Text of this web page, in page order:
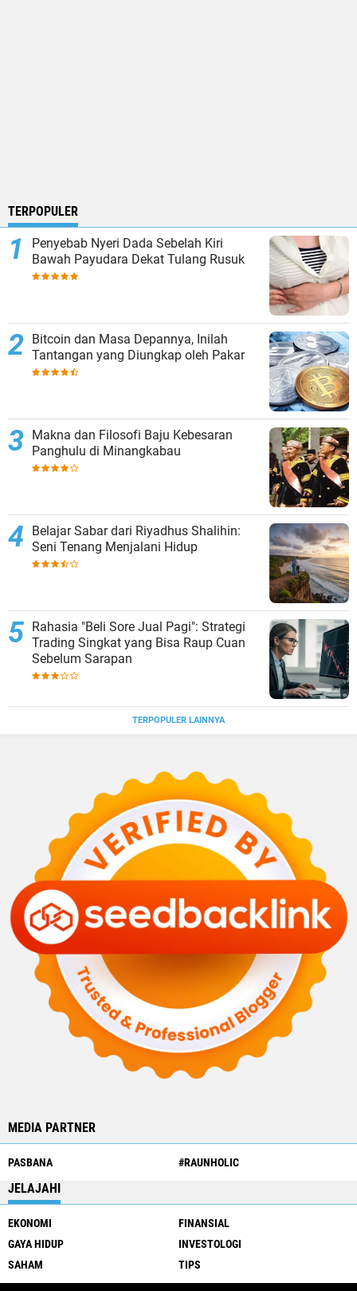
TERPOPULER
Penyebab Nyeri Dada Sebelah Kiri
Bawah Payudara Dekat Tulang Rusuk
Bitcoin dan Masa Depannya, Inilah
Tantangan yang Diungkap oleh Pakar
Makna dan Filosofi Baju Kebesaran
Panghulu di Minangkabau
Belajar Sabar dari Riyadhus Shalihin:
Seni Tenang Menjalani Hidup
Rahasia "Beli Sore Jual Pagi": Strategi
Trading Singkat yang Bisa Raup Cuan
Sebelum Sarapan
TERPOPULER LAINNYA
MEDIA PARTNER
PASBANA #RAUNHOLIC
JELAJAHI
EKONOMI
FINANSIAL
GAYA HIDUP
INVESTOLOGI
SAHAM
TIPS